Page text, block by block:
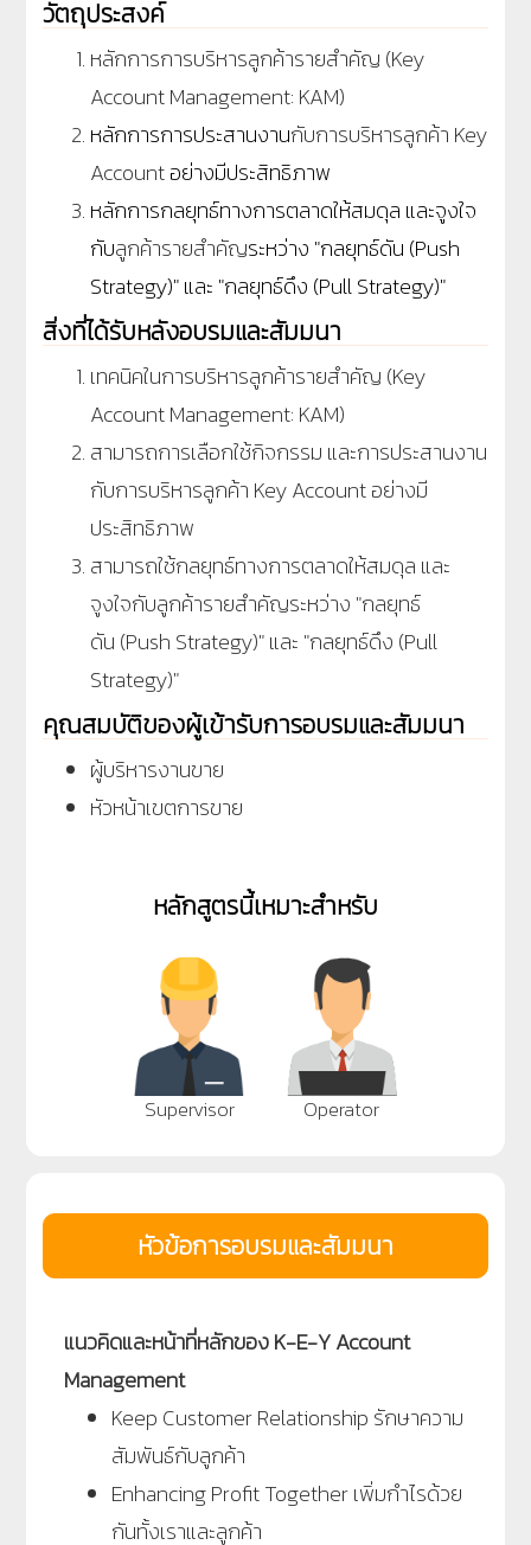
วัตถุประสงค์
หลักการการบริหารลูกค้ารายสำคัญ (Key
Account Management: KAM)
หลักการการประสานงานกับการบริหารลูกค้า Key
Accountอย่างมีประสิทธิภาพ
หลักการกลยุทธ์ทางการตลาดให้สมดุล และจูงใจ
กับลูกค้ารายสำคัญระหว่าง "กลยุทธ์ดัน (Push
Strategy)" และ "กลยุทธ์ดึง (Pull Strategy)"
สิ่งที่ได้รับหลังอบรมและสัมมนา
เทคนิคในการบริหารลูกค้ารายสำคัญ (Key
Account Management: KAM)
สามารถการเลือกใช้กิจกรรม และการประสานงาน
กับการบริหารลูกค้า Key Accountอย่างมี
ประสิทธิภาพ
สามารถใช้กลยุทธ์ทางการตลาดให้สมดุล และ
จูงใจกับลูกค้ารายสำคัญระหว่าง "กลยุทธ์
ดัน (Push Strategy)"และ "กลยุทธ์ดึง (Pull
Strategy)"
คุณสมบัติของผู้เข้ารับการอบรมและสัมมนา
ผู้บริหารงานขาย
หัวหน้าเขตการขาย
หลักสูตรนี้เหมาะสำหรับ
Supervisor Operator
หัวข้อการอบรมและสัมมนา
แนวคิดและหน้าที่หลักของ K-E-Y Account
Management
Keep Customer Relationship รักษาความ
สัมพันธ์กับลูกค้า
Enhancing Profit Together เพิ่มกำไรด้วย
กันทั้งเราและลูกค้า